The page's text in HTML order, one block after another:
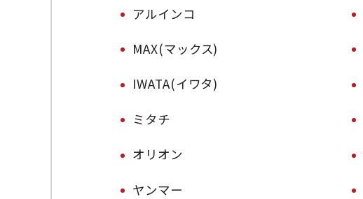
アルインコ
MAX(マックス)
IWATA(イワタ)
ミタチ
オリオン
ヤンマー